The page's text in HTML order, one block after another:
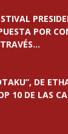
POR
DE
10 DE LAS